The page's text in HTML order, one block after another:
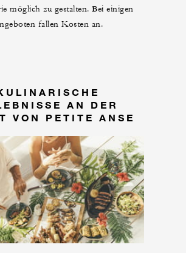
möglich zu gestalten. Bei einigen
fallen Kosten an.
AN DER
VON PETITE ANSE